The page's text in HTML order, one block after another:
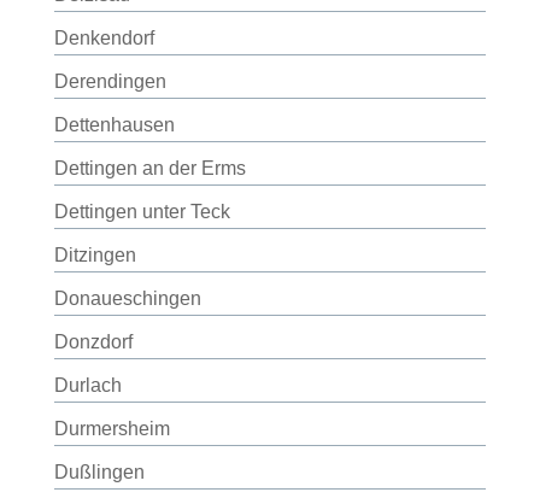
Denkendorf
Derendingen
Dettenhausen
Dettingen an der Erms
Dettingen unter Teck
Ditzingen
Donaueschingen
Donzdorf
Durlach
Durmersheim
Dußlingen